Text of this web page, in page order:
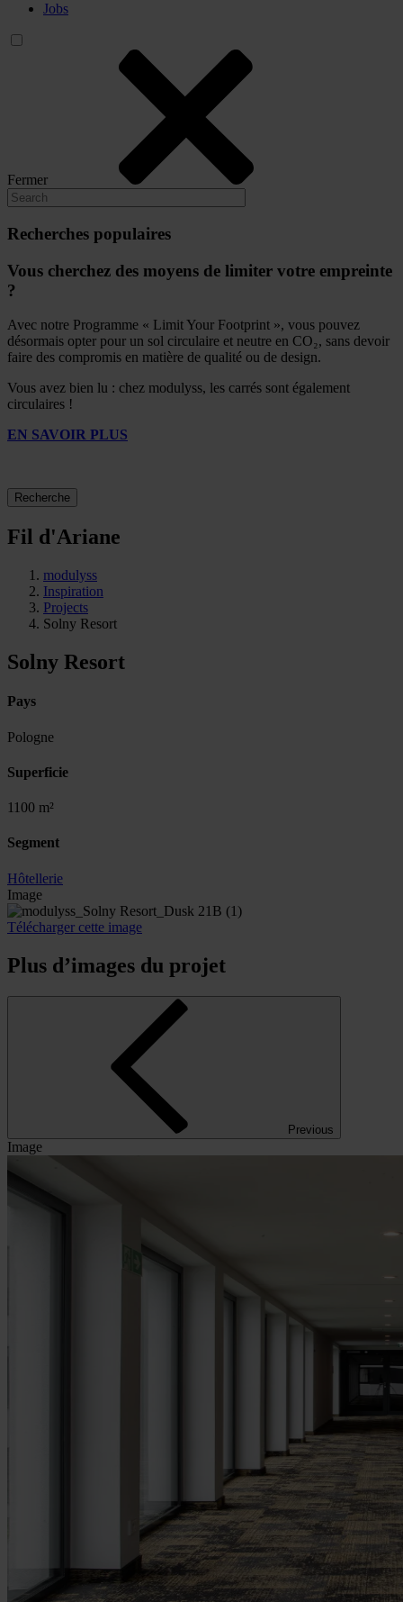
Jobs
Fermer
Recherches populaires
Vous cherchez des moyens de limiter votre empreinte
?
Avec notre Programme « Limit Your Footprint », vous pouvez
désormais opter pour un sol circulaire et neutre en CO₂, sans devoir
faire des compromis en matière de qualité ou de design.
Vous avez bien lu : chez modulyss, les carrés sont également
circulaires !
EN SAVOIR PLUS
Recherche
Fil d'Ariane
modulyss
Inspiration
Projects
Solny Resort
Solny Resort
Pays
Pologne
Superficie
1100 m²
Segment
Hôtellerie
Image
Télécharger cette image
Plus d’images du projet
Previous
Image